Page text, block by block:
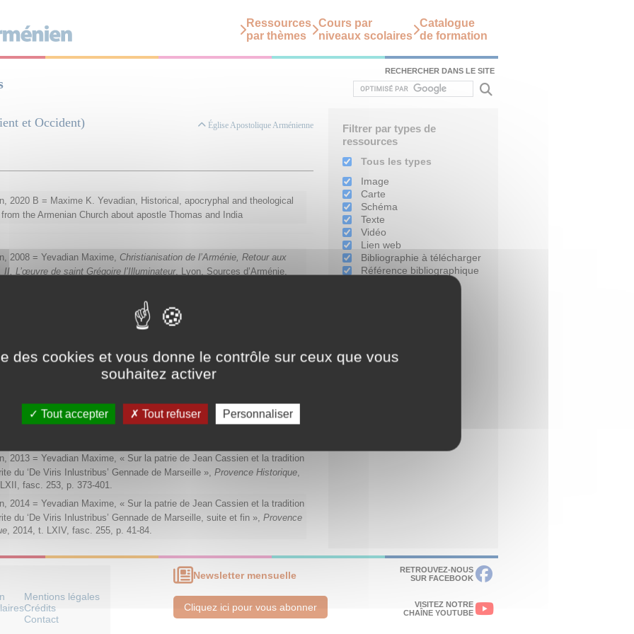
Ressources
par thèmes
Cours par
niveaux scolaires
Catalogue
de formation
RECHERCHER DANS LE SITE
et Occident) Église Apostolique Arménienne
2020 B = Maxime K. Yevadian, Historical, apocryphal and theological
the Armenian Church about apostle Thomas and India
2008 = Yevadian Maxime, Christianisation de l’Arménie, Retour aux
II, L’œuvre de saint Grégoire l’Illuminateur, Lyon, Sources d’Arménie,
, ed. Č‘rak‘ean, 1904 = Č‘rak‘ean K‘ervpē,
Venise, Éd. Mékhitariste, 1904,
dans les récits géorgiens et arméniens portant sur la christianisation,"
al. (dir.) L'Arménie et la Géorgie en dialogue avec l'Europe. Du Moyen
Paris, Geuthner, 2016, p. 439-491.
Lyon, Sources d’Arménie, « Armenia Christiana, 5 », 2011, 336 pages.
2012 = Yevadian Maxime,
Saint Servatius Patron de Tallard, Lyon,
2013 = Yevadian Maxime, « Sur la patrie de Jean Cassien et la tradition
du ‘De Viris Inlustribus’ Gennade de Marseille », Provence Historique,
fasc. 253, p. 373-401.
2014 = Yevadian Maxime, « Sur la patrie de Jean Cassien et la tradition
du ‘De Viris Inlustribus’ Gennade de Marseille, suite et fin », Provence
, 2014, t. LXIV, fasc. 255, p. 41-84.
Filtrer par types de
ressources
Tous les types
Image
Carte
Schéma
Texte
Vidéo
Lien web
Bibliographie à télécharger
Référence bibliographique
Mentions légales
Crédits
Contact
Newsletter mensuelle
Cliquez ici pour vous abonner
RETROUVEZ-NOUS
SUR FACEBOOK
VISITEZ NOTRE
CHAÎNE YOUTUBE
des cookies et vous donne le contrôle sur ceux que vous
souhaitez activer
Tout accepter Tout refuser Personnaliser